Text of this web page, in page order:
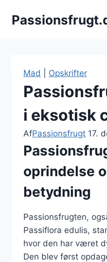
Mad Opskrifter
i eksotisk
AfPassionsfrugt 17.
oprindelse
betydning
Passionsfrugten,
Passiflora edulis,
hvor den har været
Den blev først